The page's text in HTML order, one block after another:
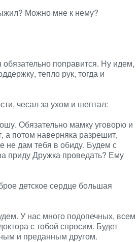
Можно мне к нему?
поправится. Ну идем,
тепло рук, тогда и
чесал за ухом и шептал:
Обязательно мамку уговорю и
а потом наверняка разрешит,
не дам тебя в обиду. Будем с
приду Дружка проведать? Ему
детское сердце большая
У нас много подопечных, всем
с тобой спросим. Будет
и преданным другом.